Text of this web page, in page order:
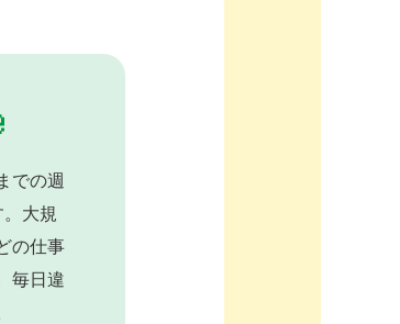
での週
大規
の仕事
毎日違